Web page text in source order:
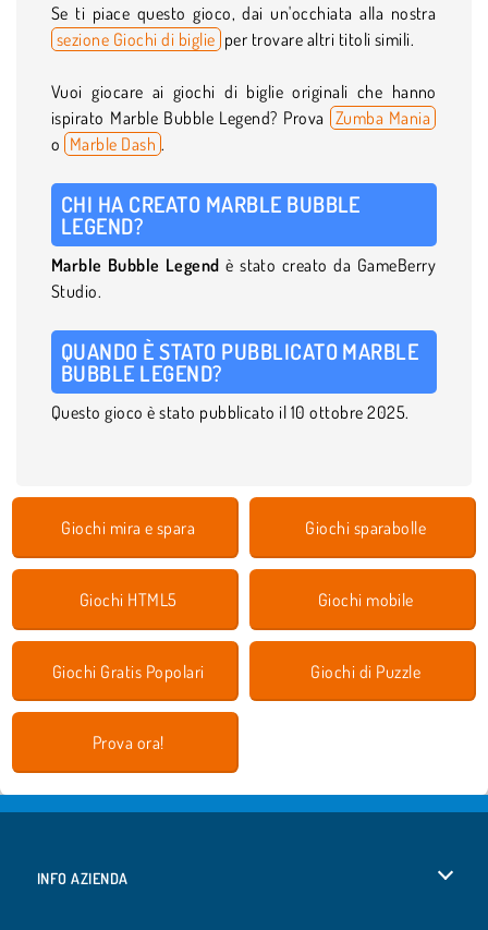
Se ti piace questo gioco, dai un'occhiata alla nostra
sezione Giochi di biglie per trovare altri titoli simili.
Vuoi giocare ai giochi di biglie originali che hanno
ispirato Marble Bubble Legend? Prova Zumba Mania
o Marble Dash .
CHI HA CREATO MARBLE BUBBLE
LEGEND?
Marble Bubble Legend è stato creato da GameBerry
Studio.
QUANDO È STATO PUBBLICATO MARBLE
BUBBLE LEGEND?
Questo gioco è stato pubblicato il 10 ottobre 2025.
Giochi mira e spara Giochi sparabolle
Giochi HTML5 Giochi mobile
Giochi Gratis Popolari Giochi di Puzzle
Prova ora!
INFO AZIENDA